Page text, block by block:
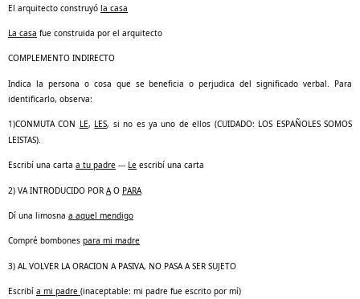
El arquitecto construyó la casa
La casa fue construida por el arquitecto
COMPLEMENTO INDIRECTO
Indica la persona o cosa que se beneficia o perjudica del significado verbal. Para
identificarlo, observa:
1)CONMUTA CON LE, LES, si no es ya uno de ellos (CUIDADO: LOS ESPAÑOLES SOMOS
LEISTAS).
Escribí una carta a tu padre ‑‑‑ Le escribí una carta
2) VA INTRODUCIDO POR AO PARA
Dí una limosna a aquel mendigo
Compré bombones para mi madre
3) AL VOLVER LA ORACION A PASIVA, NO PASA A SER SUJETO
Escribí a mi padre (inaceptable: mi padre fue escrito por mí)